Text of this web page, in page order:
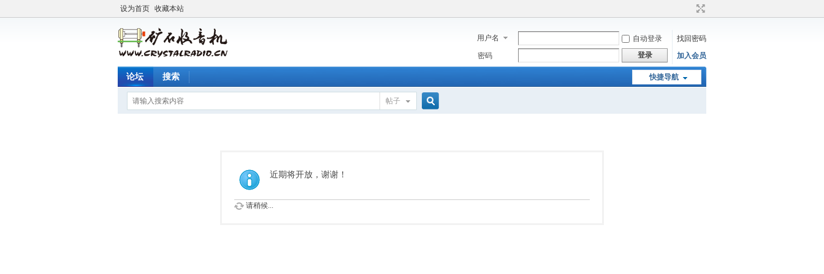
设为首页 收藏本站
用户名 自动登录
找回密码
密码
登录 加入会员
快捷导航
论坛 搜索
帖子
近期将开放，谢谢！
请稍候...